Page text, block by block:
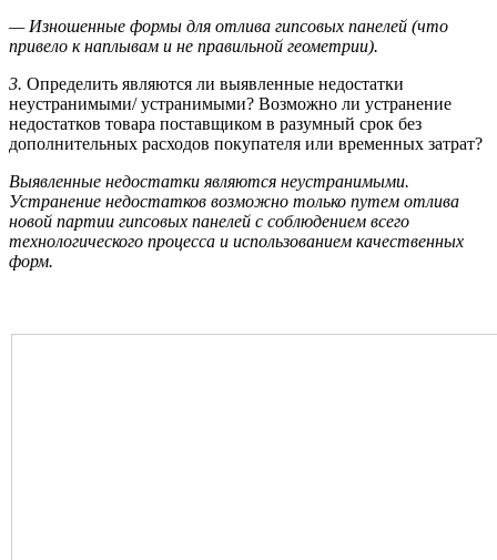
— Изношенные формы для отлива гипсовых панелей (что
привело к наплывам и не правильной геометрии).
3. Определить являются ли выявленные недостатки
неустранимыми/ устранимыми? Возможно ли устранение
недостатков товара поставщиком в разумный срок без
дополнительных расходов покупателя или временных затрат?
Выявленные недостатки являются неустранимыми.
Устранение недостатков возможно только путем отлива
новой партии гипсовых панелей с соблюдением всего
технологического процесса и использованием качественных
форм.